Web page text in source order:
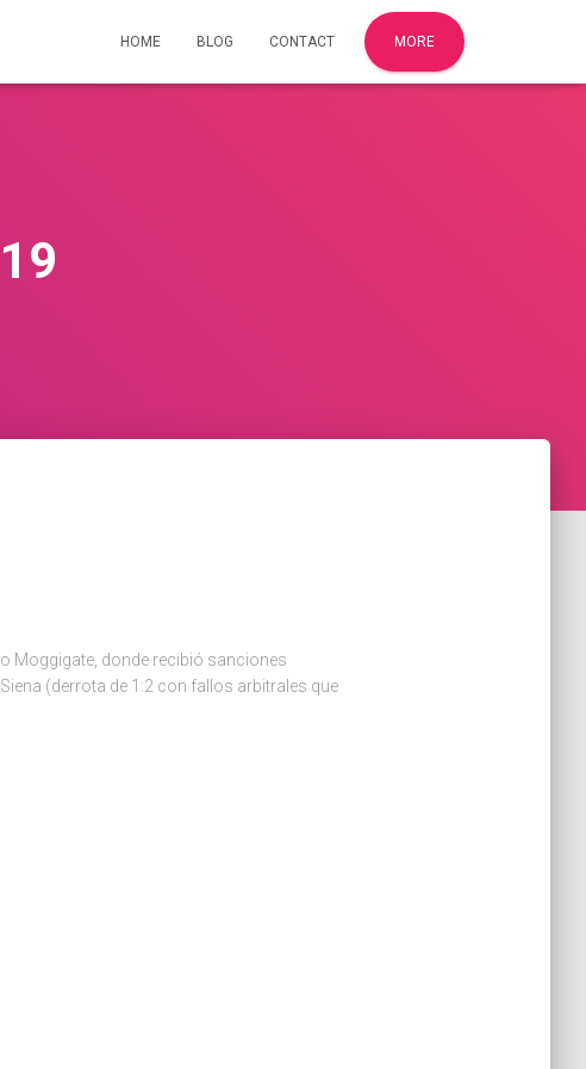
HOME BLOG CONTACT MORE
Moggigate, donde recibió sanciones
(derrota de 1:2 con fallos arbitrales que